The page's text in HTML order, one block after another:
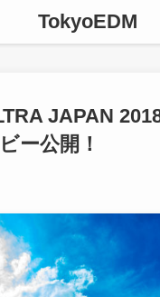
TokyoEDM
JAPAN
ー公開！